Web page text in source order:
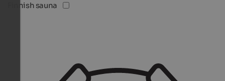
Finnish sauna